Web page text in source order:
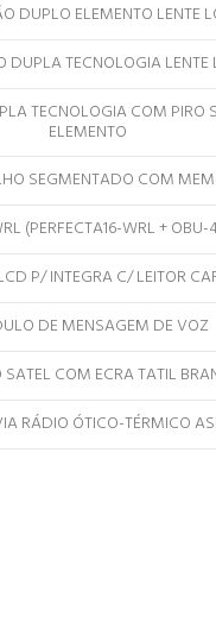
DUPLO ELEMENTO LENTE
DUPLA TECNOLOGIA LENTE
TECNOLOGIA COM PIRO
ELEMENTO
SEGMENTADO COM
(PERFECTA16-WRL +
P/ INTEGRA C/ LEITOR
DE MENSAGEM DE VOZ
COM ECRA TATIL
RÁDIO ÓTICO-TÉRMICO